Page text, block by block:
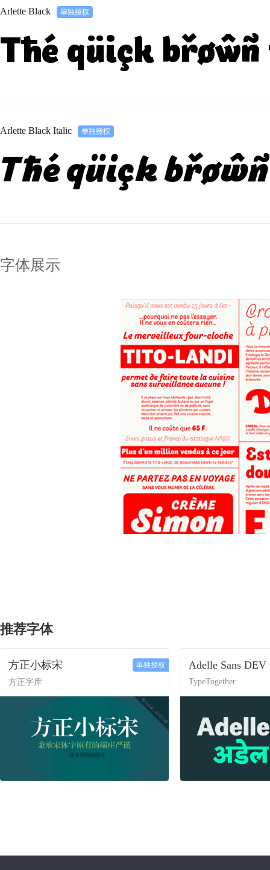
Arlette Black
Tħé qüiçk
Arlette Black Italic
Tħé qüiçk
字体展示
推荐字体
方正小标宋
方正字库
单独授权 Adelle Sans DEV
TypeTogether